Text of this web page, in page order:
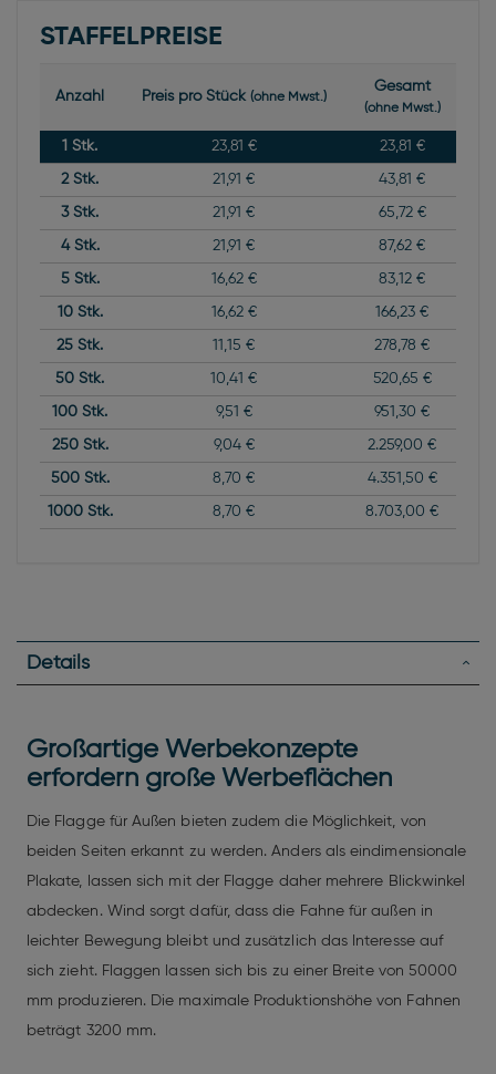
STAFFELPREISE
Anzahl Preis pro Stück (ohne Mwst.)
Gesamt
(ohne Mwst.)
1 Stk. 23,81 € 23,81 €
2Stk. 21,91 € 43,81 €
3Stk. 21,91 € 65,72 €
4Stk. 21,91 € 87,62 €
5Stk. 16,62 € 83,12 €
10Stk. 16,62 € 166,23 €
25 Stk. 11,15 € 278,78 €
50 Stk. 10,41 € 520,65 €
100 Stk. 9,51 € 951,30 €
250Stk. 9,04 € 2.259,00 €
500Stk. 8,70 € 4.351,50 €
1000Stk. 8,70 € 8.703,00 €
Details
Großartige Werbekonzepte
erfordern große Werbeflächen
Die Flagge für Außen bieten zudem die Möglichkeit, von
beiden Seiten erkannt zu werden. Anders als eindimensionale
Plakate, lassen sich mit der Flagge daher mehrere Blickwinkel
abdecken. Wind sorgt dafür, dass die Fahne für außen in
leichter Bewegung bleibt und zusätzlich das Interesse auf
sich zieht. Flaggen lassen sich bis zu einer Breite von 50000
mm produzieren. Die maximale Produktionshöhe von Fahnen
beträgt 3200 mm.